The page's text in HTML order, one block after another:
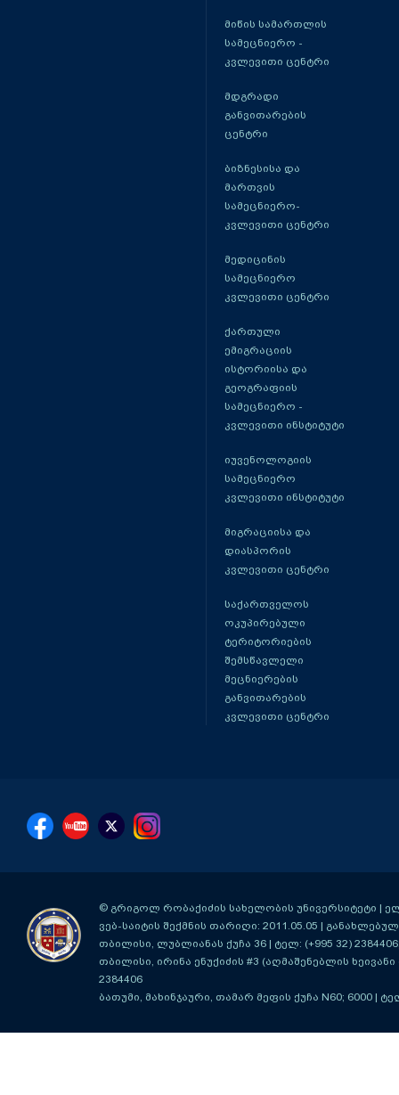
მიწის სამართლის
სამეცნიერო -
კვლევითი ცენტრი
მდგრადი
განვითარების
ცენტრი
ბიზნესისა და
მართვის
სამეცნიერო-
კვლევითი ცენტრი
მედიცინის
სამეცნიერო
კვლევითი ცენტრი
ქართული
ემიგრაციის
ისტორიისა და
გეოგრაფიის
სამეცნიერო -
კვლევითი ინსტიტუტი
იუვენოლოგიის
სამეცნიერო
კვლევითი ინსტიტუტი
მიგრაციისა და
დიასპორის
კვლევითი ცენტრი
საქართველოს
ოკუპირებული
ტერიტორიების
შემსწავლელი
მეცნიერების
განვითარების
კვლევითი ცენტრი
© გრიგოლ რობაქიძის სახელობის უნივერსიტეტი |
ვებ-საიტის შექმნის თარიღი: 2011.05.05 |
თბილისი, ლუბლიანას ქუჩა 36 | ტელ: (+995 32)
თბილისი, ირინა ენუქიძის #3 (აღმაშენებლის ხეივანი
2384406
ბათუმი, მახინჯაური, თამარ მეფის ქუჩა N60; 6000 |